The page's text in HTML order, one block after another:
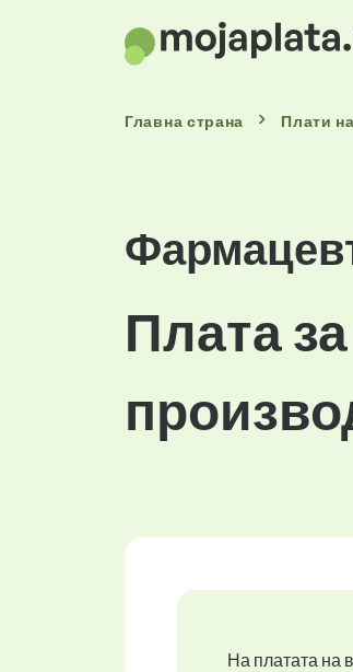
Главна страна Плати
Плата
На платата на